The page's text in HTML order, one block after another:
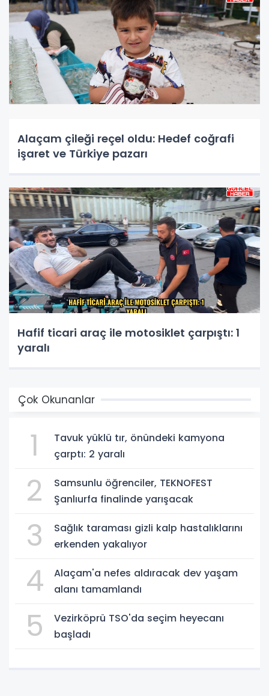
Alaçam çileği reçel oldu: Hedef coğrafi
işaret ve Türkiye pazarı
Hafif ticari araç ile motosiklet çarpıştı: 1
yaralı
Çok Okunanlar
1
Tavuk yüklü tır, önündeki kamyona
çarptı: 2 yaralı
2
Samsunlu öğrenciler, TEKNOFEST
Şanlıurfa finalinde yarışacak
3
Sağlık taraması gizli kalp hastalıklarını
erkenden yakalıyor
4
Alaçam'a nefes aldıracak dev yaşam
alanı tamamlandı
5
Vezirköprü TSO'da seçim heyecanı
başladı